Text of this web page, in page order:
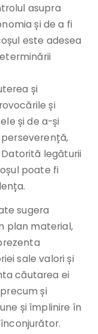
asupra
și de a fi
este adesea
și
și
și de a-și
legăturii
poate fi
sugera
plan material,
sale valori și
căutarea ei
și
și împlinire în